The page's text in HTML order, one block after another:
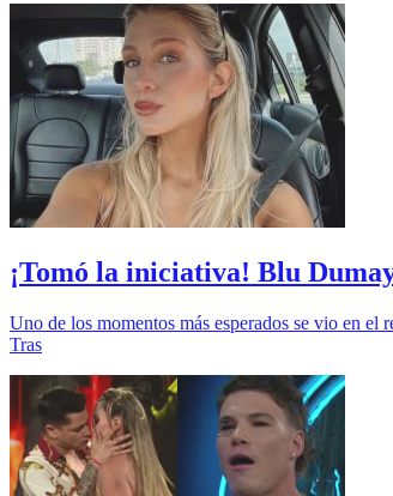
¡Tomó la iniciativa! Blu
Uno de los momentos más esperados se vio en
Tras